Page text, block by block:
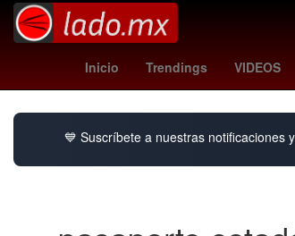
Inicio Trendings VIDEOS
casas infonavit o viviendas
💙 Suscríbete a nuestras notificaciones